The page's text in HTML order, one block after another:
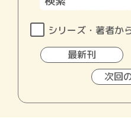
シリーズ・著者か
最新刊
次回